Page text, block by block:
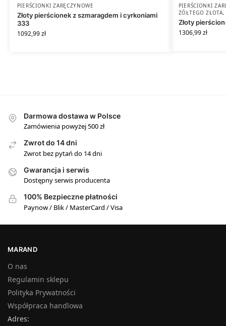
PIERŚCIONKI ZARĘCZYNOWE
Złoty pierścionek z szmaragdem i cyrkoniami
333
1092,99zł
PIERŚCIONKI
ŻÓŁTEGO ZŁOTA
Złoty
1306,99zł
Darmowa dostawa w Polsce
Zamówienia powyżej 500 zł
Zwrot do 14 dni
Zwrot bez pytań do 14 dni
Gwarancja i serwis
Dostępny serwis producenta
100% Bezpieczne płatności
Paynow / Blik / MasterCard / Visa
MARAND
O nas
Regulamin sklepu
Polityka Prywatności
Współpraca handlowa
Adres: